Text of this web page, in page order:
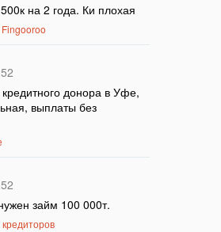
на 2 года. Ки плохая
донора в Уфе,
выплаты без
займ 100 000т.